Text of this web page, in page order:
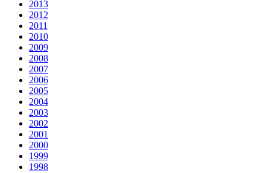
2013
2012
2011
2010
2009
2008
2007
2006
2005
2004
2003
2002
2001
2000
1999
1998